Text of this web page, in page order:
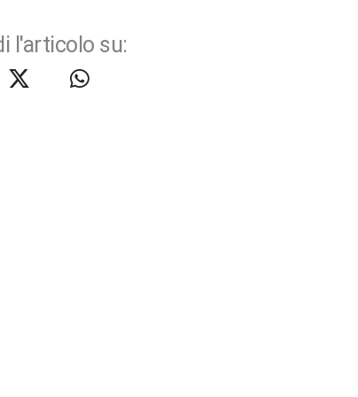
l'articolo su: